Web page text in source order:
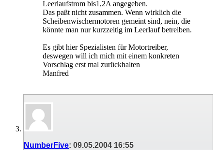
Leerlaufstrom bis1,2A angegeben.
Das paßt nicht zusammen. Wenn wirklich die
Scheibenwischermotoren gemeint sind, nein, die
könnte man nur kurzzeitig im Leerlauf betreiben.
Es gibt hier Spezialisten für Motortreiber,
deswegen will ich mich mit einem konkreten
Vorschlag erst mal zurückhalten
Manfred
NumberFive: 09.05.2004 16:55